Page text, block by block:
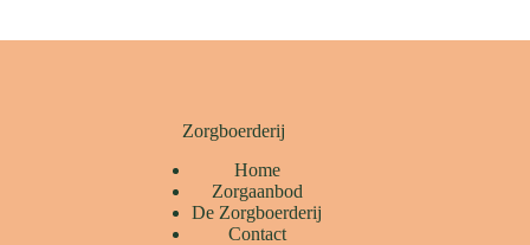
Zorgboerderij
Home
Zorgaanbod
De Zorgboerderij
Contact